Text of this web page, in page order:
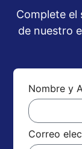
Complete el
de nuestro
Nombre y
Correo